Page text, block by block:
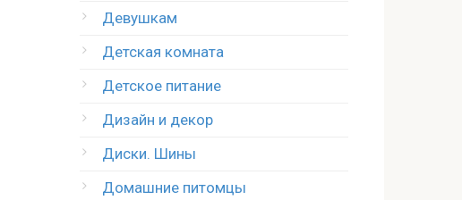
Девушкам
Детская комната
Детское питание
Дизайн и декор
Диски. Шины
Домашние питомцы